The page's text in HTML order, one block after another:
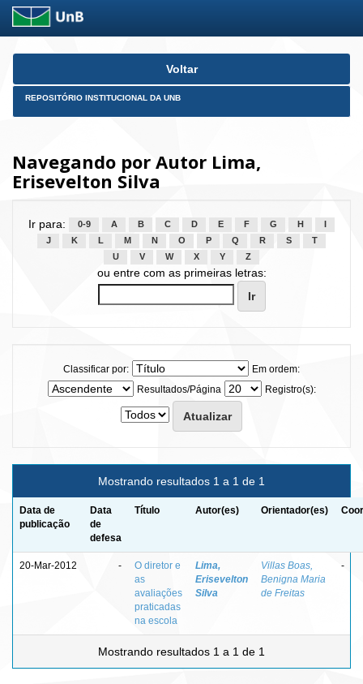
Skip
Voltar
REPOSITÓRIO INSTITUCIONAL DA UNB
Navegando por Autor Lima,
Erisevelton Silva
Ir para: 0-9 A B C D E F G H
J
K L M N O P Q R S
T
U
V W X Y Z
ou entre com as primeiras letras:
Classificar por:
Em ordem:
Resultados/Página
Registro(s):
Mostrando resultados 1 a 1 de 1
Data de
publicação
Data
de
defesa
Título Autor(es) Orientador(es)
20-Mar-2012 -
O diretor e
as
avaliações
praticadas
na escola
Lima,
Erisevelton
Silva
Villas Boas,
Benigna Maria
de Freitas
-
Mostrando resultados 1 a 1 de 1